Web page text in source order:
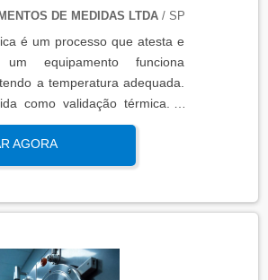
DE MEDIDAS LTDA/ SP
é um processo que atesta e
equipamento funciona
a temperatura adequada.
como validação térmica. A
é importante para garantir a
de equipamentos que
de temperatura. É aplicada a
estufas, câmaras frias,
é apresentado em um relatório
informações como gráficos,
AGORA